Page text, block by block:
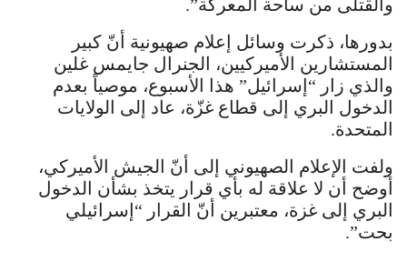
والقتلى من ساحة المعركة”.
بدورها، ذكرت وسائل إعلام صهيونية أنّ كبير
المستشارين الأميركيين، الجنرال جايمس غلين
والذي زار “إسرائيل” هذا الأسبوع، موصياً بعدم
الدخول البري إلى قطاع غزّة، عاد إلى الولايات
المتحدة.
ولفت الإعلام الصهيوني إلى أنّ الجيش الأميركي،
أوضح أن لا علاقة له بأي قرار يتخذ بشأن الدخول
البري إلى غزة، معتبرين أنّ القرار “إسرائيلي
بحت”.